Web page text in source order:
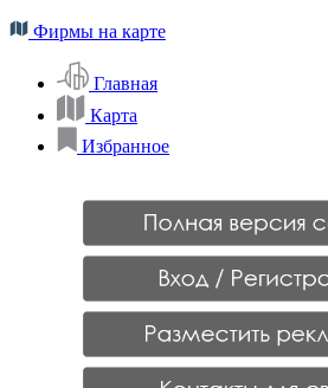
Фирмы на карте
Главная
Карта
Избранное